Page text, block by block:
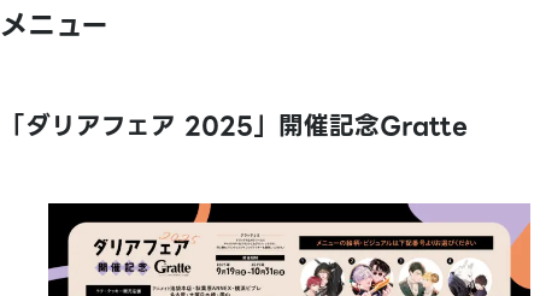
メニュー
「ダリアフェア 2025」開催記念Gratte